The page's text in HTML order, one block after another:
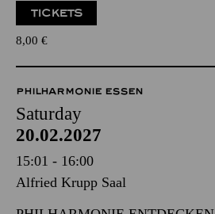
TICKETS
8,00 €
PHILHARMONIE ESSEN
Saturday
20.02.2027
15:01 - 16:00
Alfried Krupp Saal